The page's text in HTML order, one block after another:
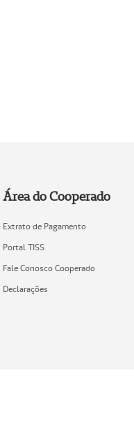
Área do Cooperado
Extrato de Pagamento
Portal TISS
Fale Conosco Cooperado
Declarações